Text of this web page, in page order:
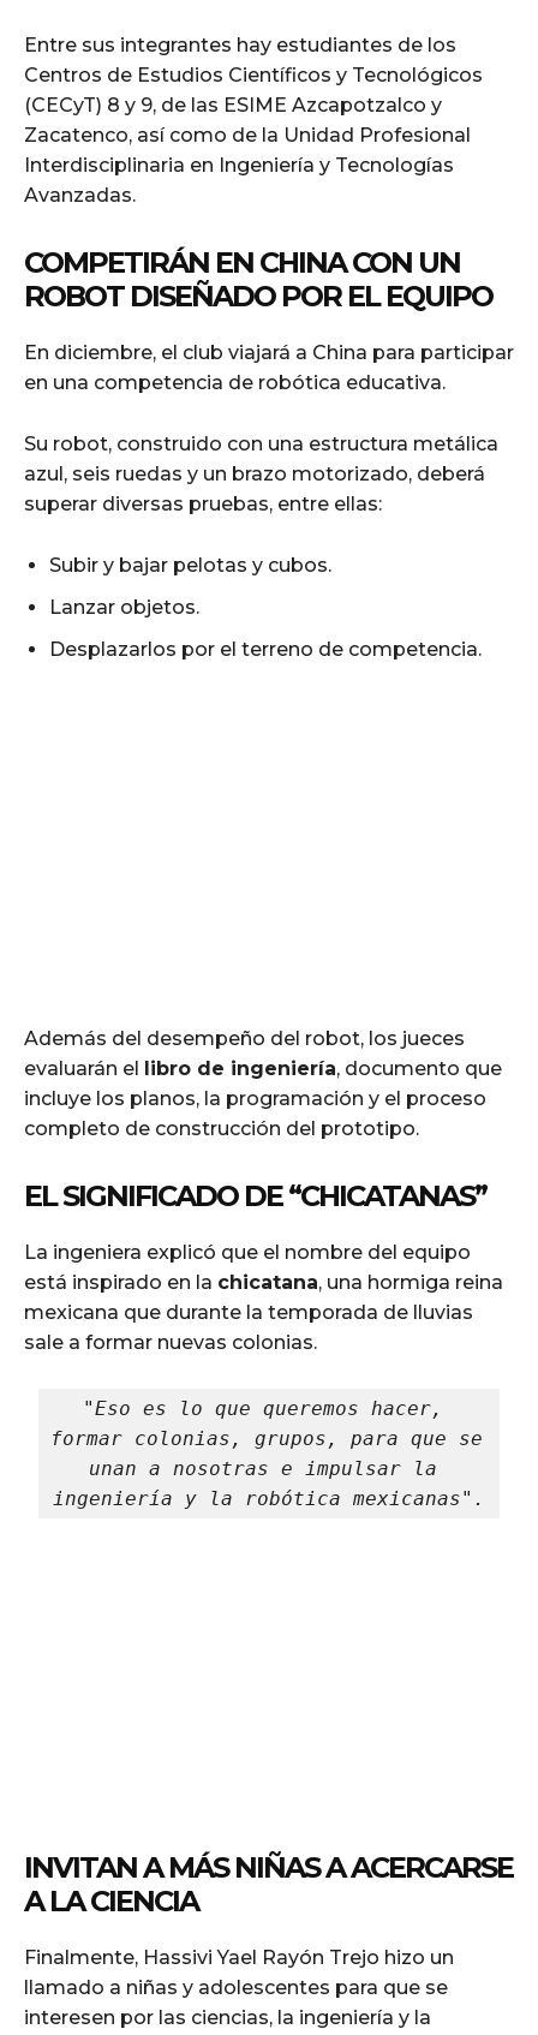
Entre sus integrantes hay estudiantes de los
Centros de Estudios Científicos y Tecnológicos
(CECyT) 8 y 9, de las ESIME Azcapotzalco y
Zacatenco, así como de la Unidad Profesional
Interdisciplinaria en Ingeniería y Tecnologías
Avanzadas.
COMPETIRÁN EN CHINA CON UN
ROBOT DISEÑADO POR EL EQUIPO
En diciembre, el club viajará a China para participar
en una competencia de robótica educativa.
Su robot, construido con una estructura metálica
azul, seis ruedas y un brazo motorizado, deberá
superar diversas pruebas, entre ellas:
Subir y bajar pelotas y cubos.
Lanzar objetos.
Desplazarlos por el terreno de competencia.
Además del desempeño del robot, los jueces
evaluarán el libro de ingeniería, documento que
incluye los planos, la programación y el proceso
completo de construcción del prototipo.
EL SIGNIFICADO DE “CHICATANAS”
La ingeniera explicó que el nombre del equipo
está inspirado en la chicatana, una hormiga reina
mexicana que durante la temporada de lluvias
sale a formar nuevas colonias.
"Eso es lo que queremos hacer,
formar colonias, grupos, para que se
unan a nosotras e impulsar la
ingeniería y la robótica mexicanas".
INVITAN A MÁS NIÑAS A ACERCARSE
A LA CIENCIA
Finalmente, Hassivi Yael Rayón Trejo hizo un
llamado a niñas y adolescentes para que se
interesen por las ciencias, la ingeniería y la